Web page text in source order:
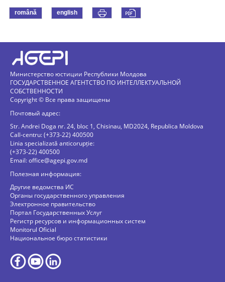
română english
Министерство юстиции Республики Молдова
ГОСУДАРСТВЕННОЕ АГЕНТСТВО ПО ИНТЕЛЛЕКТУАЛЬНОЙ
СОБСТВЕННОСТИ
Copyright © Все права защищены
Почтовый адрес:
Str. Andrei Doga nr. 24, bloc 1, Chisinau, MD2024, Republica Moldova
Call-centru: (+373-22) 400500
Linia specializată anticorupție:
(+373-22) 400500
Email:office@agepi.gov.md
Полезная информация:
Другие ведомства ИС
Органы государственного управления
Электронное правительство
Портал Государственных Услуг
Регистр ресурсов и информационных систем
Monitorul Oficial
Национальное бюро статистики